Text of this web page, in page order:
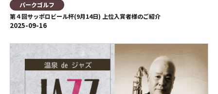
パークゴルフ
第４回サッポロビール杯(9月14日) 上位入賞者様のご紹介
2025-09-16